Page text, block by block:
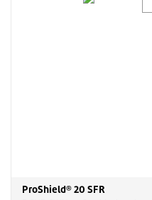
ProShield® 20 SFR